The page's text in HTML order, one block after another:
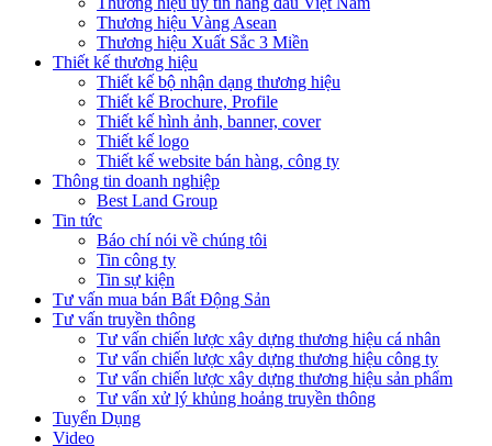
Thương hiệu Vàng Asean
Thương hiệu Xuất Sắc 3 Miền
Thiết kế thương hiệu
Thiết kế bộ nhận dạng thương hiệu
Thiết kế Brochure, Profile
Thiết kế hình ảnh, banner, cover
Thiết kế logo
Thiết kế website bán hàng, công ty
Thông tin doanh nghiệp
Best Land Group
Tin tức
Báo chí nói về chúng tôi
Tin công ty
Tin sự kiện
Tư vấn mua bán Bất Động Sản
Tư vấn truyền thông
Tư vấn chiến lược xây dựng thương hiệu cá nhân
Tư vấn chiến lược xây dựng thương hiệu công ty
Tư vấn chiến lược xây dựng thương hiệu sản phẩm
Tư vấn xử lý khủng hoảng truyền thông
Tuyển Dụng
Video